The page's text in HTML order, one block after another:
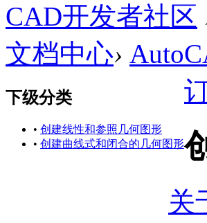
CAD开发者社区
文档中心›
下级分类
• 创建线性和参照几何图形
• 创建曲线式和闭合的几何图形
关